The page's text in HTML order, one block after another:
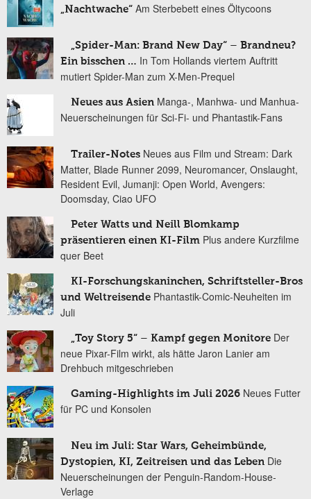
„Nachtwache“ Am Sterbebett eines Öltycoons
„Spider-Man: Brand New Day“ – Brandneu?
Ein bisschen … In Tom Hollands viertem Auftritt
mutiert Spider-Man zum X-Men-Prequel
Neues aus Asien Manga-, Manhwa- und Manhua-
Neuerscheinungen für Sci-Fi- und Phantastik-Fans
Trailer-Notes Neues aus Film und Stream: Dark
Matter, Blade Runner 2099, Neuromancer, Onslaught,
Resident Evil, Jumanji: Open World, Avengers:
Doomsday, Ciao UFO
Peter Watts und Neill Blomkamp
präsentieren einen KI-Film Plus andere Kurzfilme
quer Beet
KI-Forschungskaninchen, Schriftsteller-Bros
und Weltreisende Phantastik-Comic-Neuheiten im
Juli
„Toy Story 5“ – Kampf gegen Monitore Der
neue Pixar-Film wirkt, als hätte Jaron Lanier am
Drehbuch mitgeschrieben
Gaming-Highlights im Juli 2026 Neues Futter
für PC und Konsolen
Neu im Juli: Star Wars, Geheimbünde,
Dystopien, KI, Zeitreisen und das Leben Die
Neuerscheinungen der Penguin-Random-House-
Verlage